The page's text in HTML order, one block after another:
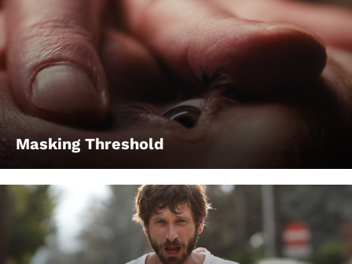
Masking Threshold